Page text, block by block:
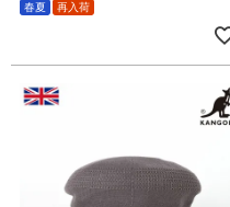
春夏
再入荷